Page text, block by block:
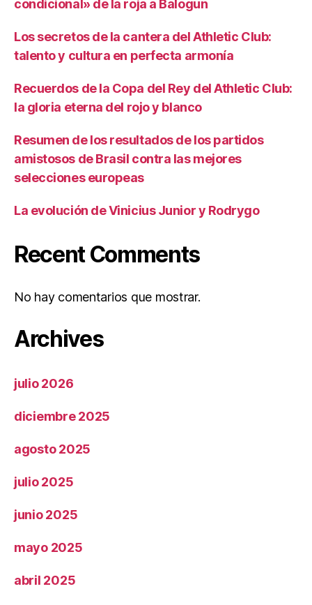
condicional» de la roja a Balogun
Los secretos de la cantera del Athletic Club:
talento y cultura en perfecta armonía
Recuerdos de la Copa del Rey del Athletic Club:
la gloria eterna del rojo y blanco
Resumen de los resultados de los partidos
amistosos de Brasil contra las mejores
selecciones europeas
La evolución de Vinicius Junior y Rodrygo
Recent Comments
No hay comentarios que mostrar.
Archives
julio 2026
diciembre 2025
agosto 2025
julio 2025
junio 2025
mayo 2025
abril 2025